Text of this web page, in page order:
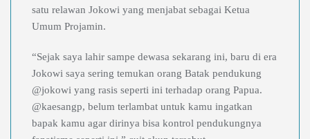
satu relawan Jokowi yang menjabat sebagai Ketua
Umum Projamin.
“Sejak saya lahir sampe dewasa sekarang ini, baru di era
Jokowi saya sering temukan orang Batak pendukung
@jokowi yang rasis seperti ini terhadap orang Papua.
@kaesangp, belum terlambat untuk kamu ingatkan
bapak kamu agar dirinya bisa kontrol pendukungnya